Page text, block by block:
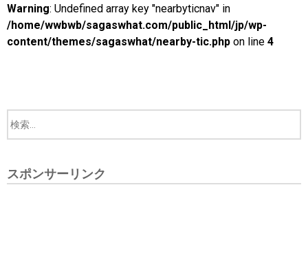
Warning: Undefined array key "nearbyticnav" in
/home/wwbwb/sagaswhat.com/public_html/jp/wp-
content/themes/sagaswhat/nearby-tic.php on line 4
スポンサーリンク